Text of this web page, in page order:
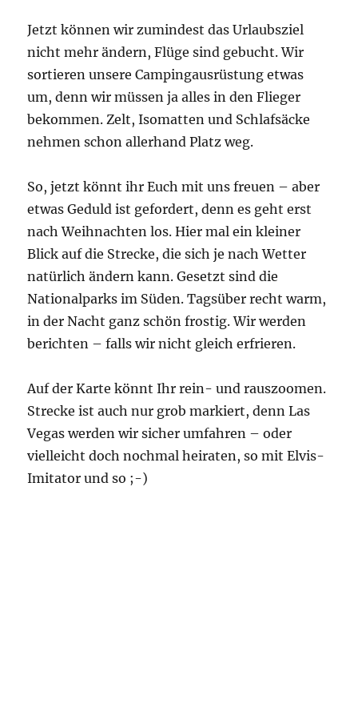
Jetzt können wir zumindest das Urlaubsziel
nicht mehr ändern, Flüge sind gebucht. Wir
sortieren unsere Campingausrüstung etwas
um, denn wir müssen ja alles in den Flieger
bekommen. Zelt, Isomatten und Schlafsäcke
nehmen schon allerhand Platz weg.
So, jetzt könnt ihr Euch mit uns freuen – aber
etwas Geduld ist gefordert, denn es geht erst
nach Weihnachten los. Hier mal ein kleiner
Blick auf die Strecke, die sich je nach Wetter
natürlich ändern kann. Gesetzt sind die
Nationalparks im Süden. Tagsüber recht warm,
in der Nacht ganz schön frostig. Wir werden
berichten – falls wir nicht gleich erfrieren.
Auf der Karte könnt Ihr rein- und rauszoomen.
Strecke ist auch nur grob markiert, denn Las
Vegas werden wir sicher umfahren – oder
vielleicht doch nochmal heiraten, so mit Elvis-
Imitator und so ;-)